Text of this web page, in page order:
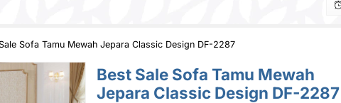
Sofa Tamu Mewah Jepara Classic Design DF-2287
Best Sale Sofa Tamu Mewah
Jepara Classic Design DF-2287